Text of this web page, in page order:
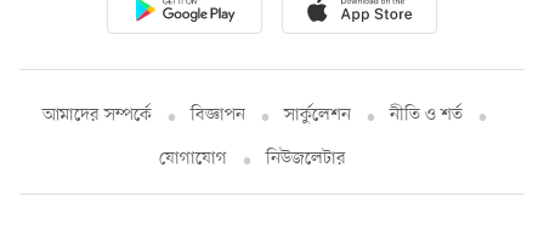
আমাদের সম্পর্কে বিজ্ঞাপন সার্কুলেশন
নীতি ও শর্ত
যোগাযোগ
নিউজলেটার